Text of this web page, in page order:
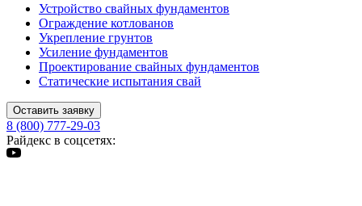
Устройство свайных фундаментов
Ограждение котлованов
Укрепление грунтов
Усиление фундаментов
Проектирование свайных фундаментов
Статические испытания свай
Оставить заявку
8 (800) 777-29-03
Райдекс в соцсетях: